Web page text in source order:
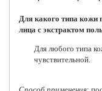
Для какого типа кожи
лица с экстрактом
Для любого типа
чувствительной.